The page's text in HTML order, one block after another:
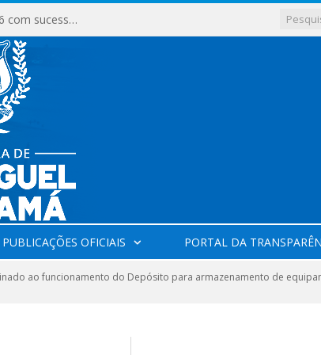
São Miguel do Guamá encerra os Jogos de Verão 2026 com sucesso de público e competições.
PUBLICAÇÕES OFICIAIS PORTAL DA
ao funcionamento do Depósito para armazenamento de